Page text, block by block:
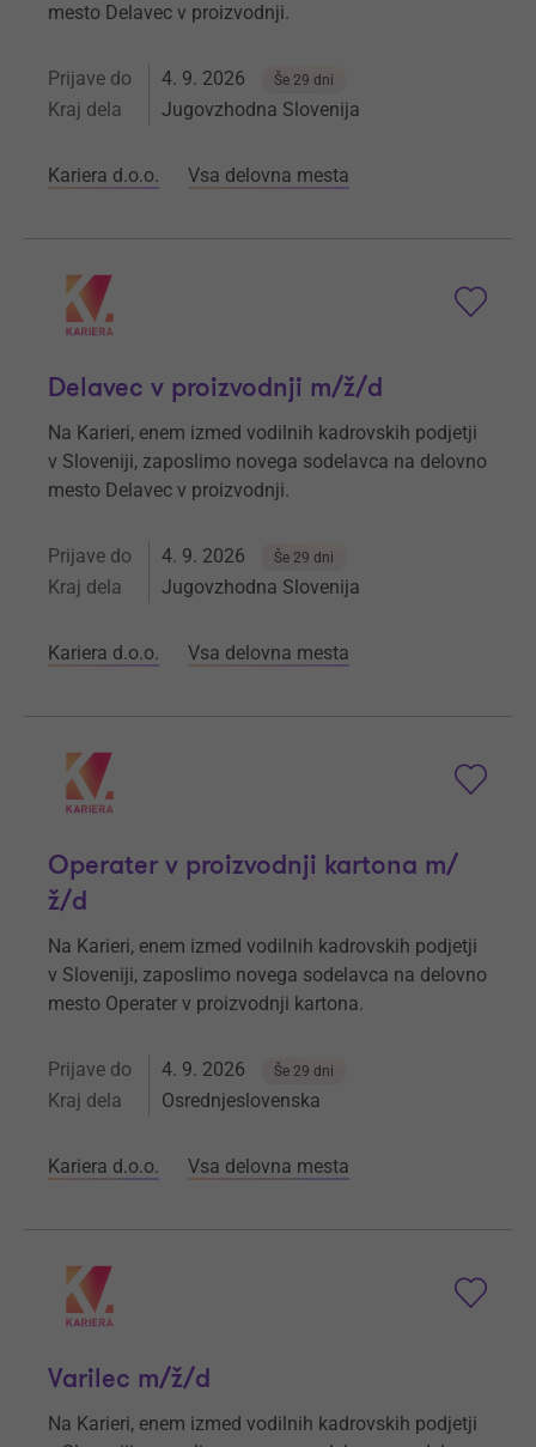
mesto Delavec v proizvodnji.
Prijave do 4. 9. 2026 Še 29 dni
Kraj dela Jugovzhodna Slovenija
Kariera d.o.o. Vsa delovna mesta
Delavec v proizvodnji m/ž/d
Na Karieri, enem izmed vodilnih kadrovskih podjetji
v Sloveniji, zaposlimo novega sodelavca na delovno
mesto Delavec v proizvodnji.
Prijave do 4. 9. 2026 Še 29 dni
Kraj dela Jugovzhodna Slovenija
Kariera d.o.o. Vsa delovna mesta
Operater v proizvodnji kartona m/
ž/d
Na Karieri, enem izmed vodilnih kadrovskih podjetji
v Sloveniji, zaposlimo novega sodelavca na delovno
mesto Operater v proizvodnji kartona.
Prijave do 4. 9. 2026 Še 29 dni
Kraj dela Osrednjeslovenska
Kariera d.o.o. Vsa delovna mesta
Varilec m/ž/d
Na Karieri, enem izmed vodilnih kadrovskih podjetji